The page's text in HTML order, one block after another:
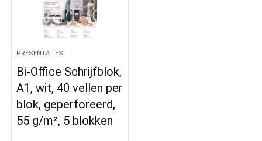
PRESENTATIES
Bi-Office Schrijfblok,
A1, wit, 40 vellen per
blok, geperforeerd,
55 g/m², 5 blokken